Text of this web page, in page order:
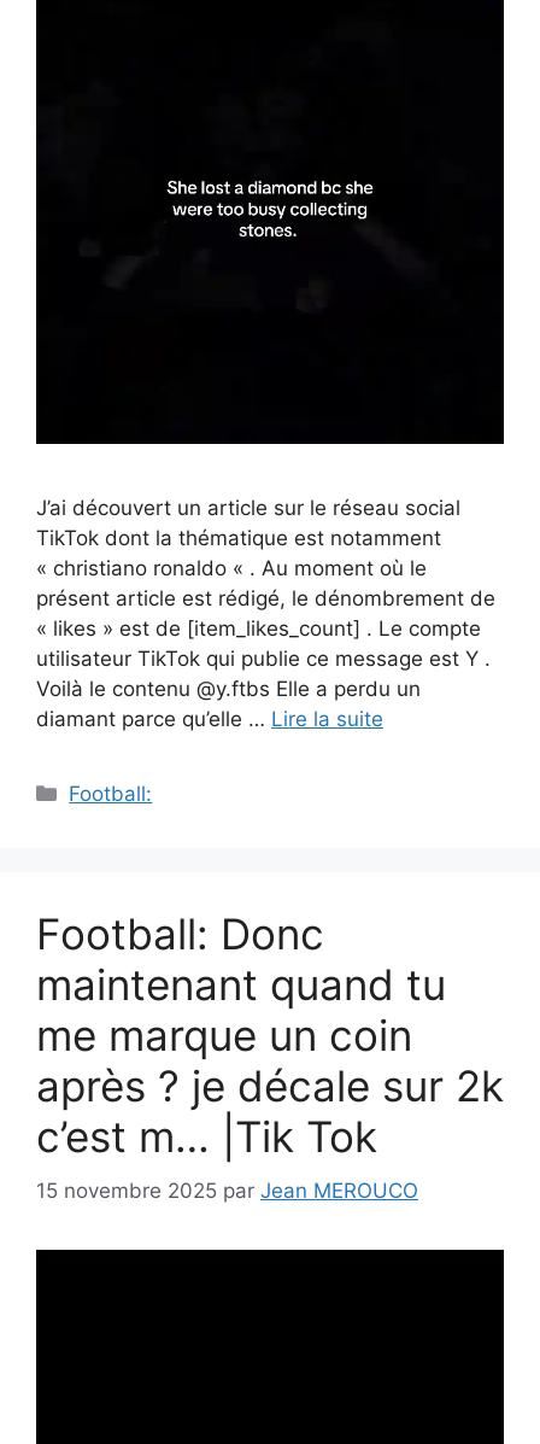
J’ai découvert un article sur le réseau social
TikTok dont la thématique est notamment
« christiano ronaldo « . Au moment où le
présent article est rédigé, le dénombrement de
« likes » est de [item_likes_count] . Le compte
utilisateur TikTok qui publie ce message est Y .
Voilà le contenu @y.ftbs Elle a perdu un
diamant parce qu’elle … Lire la suite
Catégories
Football:
Football: Donc
maintenant quand tu
me marque un coin
après ? je décale sur 2k
c’est m… |Tik Tok
15 novembre 2025 par Jean MEROUCO